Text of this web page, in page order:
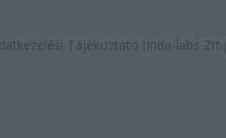
Tájékoztató (Inda-labs Zrt.)